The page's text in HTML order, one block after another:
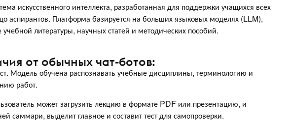
искусственного интеллекта, разработанная для поддержки учащихся всех
аспирантов. Платформа базируется на больших языковых моделях (LLM),
литературы, научных статей и методических пособий.
от обычных чат-ботов:
Модель обучена распознавать учебные дисциплины, терминологию и
работ.
может загрузить лекцию в формате PDF или презентацию, и
саммари, выделит главное и составит тест для самопроверки.